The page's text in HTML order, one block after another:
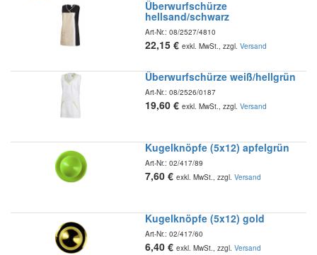
Überwurfschürze
hellsand/schwarz
Art-Nr.: 08/2527/4810
22,15 € exkl. MwSt., zzgl. Versand
Überwurfschürze weiß/hellgrün
Art-Nr.: 08/2526/0187
19,60 € exkl. MwSt., zzgl. Versand
Kugelknöpfe (5x12) apfelgrün
Art-Nr.: 02/417/89
7,60 € exkl. MwSt., zzgl. Versand
Kugelknöpfe (5x12) gold
Art-Nr.: 02/417/60
6,40 € exkl. MwSt., zzgl. Versand